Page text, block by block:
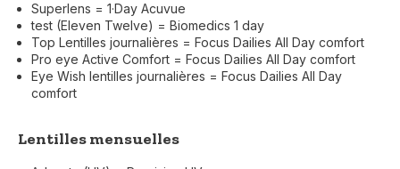
Superlens = 1·Day Acuvue
test (Eleven Twelve) = Biomedics 1 day
Top Lentilles journalières = Focus Dailies All Day comfort
Pro eye Active Comfort = Focus Dailies All Day comfort
Eye Wish lentilles journalières = Focus Dailies All Day
comfort
Lentilles mensuelles